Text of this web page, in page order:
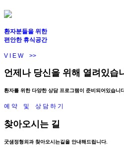
환자분들을 위한
편안한 휴식공간
V I E W >>
언제나 당신을 위해 열려있습
환자를 위한 다양한 상담 프로그램이 준비되어있습니
예 약 및 상 담 하 기
찾아오시는 길
굿샘정형외과 찾아오시는길을 안내해드립니다.